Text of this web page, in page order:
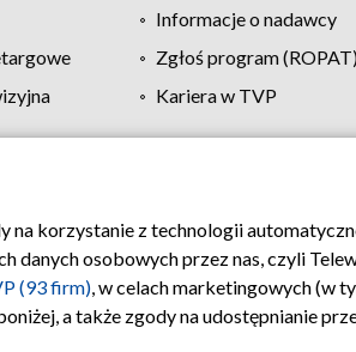
Informacje o nadawcy
Zgłoś program (ROPAT)
Kariera w TVP
Polityka prywatności Moje zgody
korzystanie z technologii
osobowych przez nas, czyli
(93 firm), w celach marketingowych (w
a także zgody na udostępnianie